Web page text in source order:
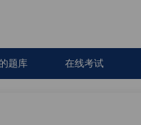
题库 在线考试